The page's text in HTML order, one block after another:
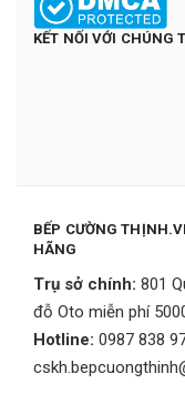
KẾT NỐI VỚI CHÚNG
BẾP CƯỜNG
HÃNG
Trụ sở chính: 801
đỗ Oto miễn phí
Hotline: 0987 838